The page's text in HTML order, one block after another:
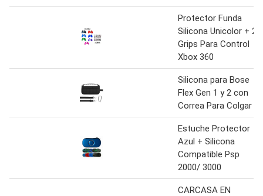
Protector Funda
Silicona Unicolor + 2
Grips Para Control
Xbox 360
Silicona para Bose
Flex Gen 1 y 2 con
Correa Para Colgar
Estuche Protector
Azul + Silicona
Compatible Psp
2000/ 3000
CARCASA EN